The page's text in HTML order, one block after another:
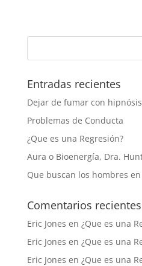
Entradas recientes
Dejar de fumar con hipnósis
Problemas de Conducta
¿Que es una Regresión?
Aura o Bioenergía, Dra.
Que buscan los hombres
Comentarios recientes
Eric Jones en ¿Que es una
Eric Jones en ¿Que es una
Eric Jones en ¿Que es una